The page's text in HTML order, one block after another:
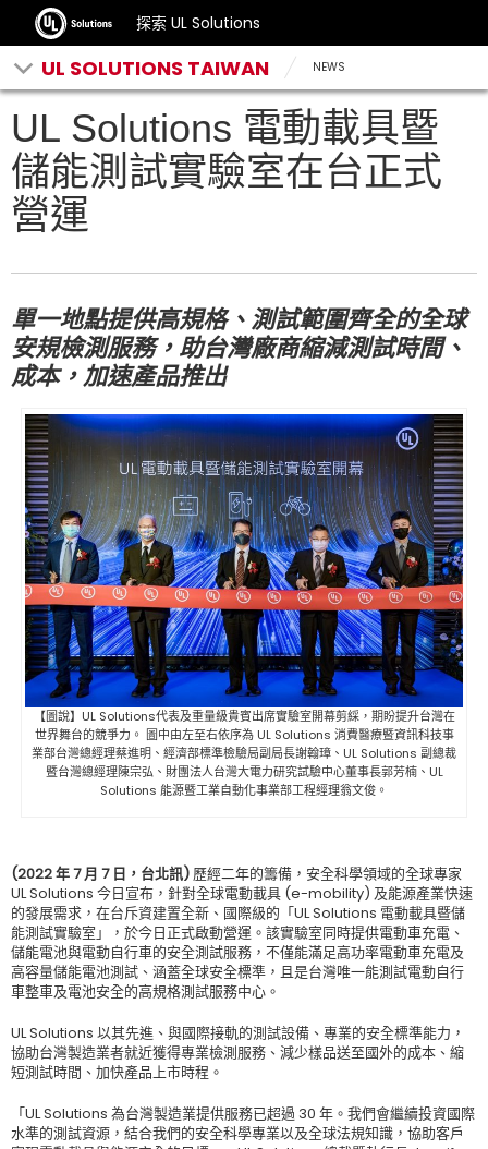
探索 UL Solutions
UL SOLUTIONS TAIWAN NEWS
UL Solutions 電動載具暨
儲能測試實驗室在台正式
營運
單一地點提供高規格、測試範圍齊全的全球
安規檢測服務，助台灣廠商縮減測試時間、
成本，加速產品推出
【圖說】UL Solutions代表及重量級貴賓出席實驗室開幕剪綵，期盼提升台灣在
世界舞台的競爭力。 圖中由左至右依序為 UL Solutions 消費醫療暨資訊科技事
業部台灣總經理蔡進明、經濟部標準檢驗局副局長謝翰璋、UL Solutions 副總裁
暨台灣總經理陳宗弘、財團法人台灣大電力研究試驗中心董事長郭芳楠、UL
Solutions 能源暨工業自動化事業部工程經理翁文俊。
(2022 年 7 月 7 日，台北訊) 歷經二年的籌備，安全科學領域的全球專家
UL Solutions 今日宣布，針對全球電動載具 (e-mobility) 及能源產業快速
的發展需求，在台斥資建置全新、國際級的「UL Solutions 電動載具暨儲
能測試實驗室」，於今日正式啟動營運。該實驗室同時提供電動車充電、
儲能電池與電動自行車的安全測試服務，不僅能滿足高功率電動車充電及
高容量儲能電池測試、涵蓋全球安全標準，且是台灣唯一能測試電動自行
車整車及電池安全的高規格測試服務中心。
UL Solutions 以其先進、與國際接軌的測試設備、專業的安全標準能力，
協助台灣製造業者就近獲得專業檢測服務、減少樣品送至國外的成本、縮
短測試時間、加快產品上市時程。
「UL Solutions 為台灣製造業提供服務已超過 30 年。我們會繼續投資國際
水準的測試資源，結合我們的安全科學專業以及全球法規知識，協助客戶